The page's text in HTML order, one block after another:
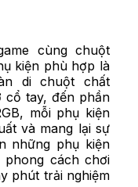
cùng chuột
kiện phù hợp là
di chuột chất
cổ tay, đến phần
mỗi phụ kiện
và mang lại sự
những phụ kiện
cách chơi
phút trải nghiệm